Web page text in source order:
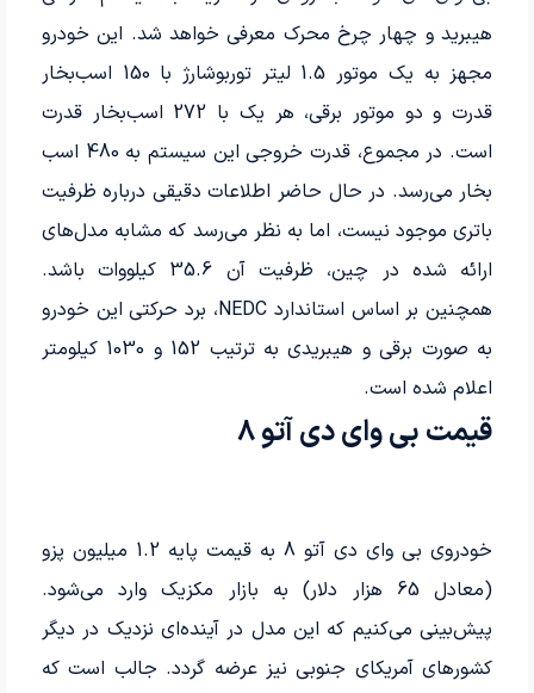
هیبرید و چهار چرخ محرک معرفی خواهد شد. این خودرو
مجهز به یک موتور 1.5 لیتر توربوشارژ با 150 اسب‌بخار
قدرت و دو موتور برقی، هر یک با 272 اسب‌بخار قدرت
است. در مجموع، قدرت خروجی این سیستم به 480 اسب
بخار می‌رسد. در حال حاضر اطلاعات دقیقی درباره ظرفیت
باتری موجود نیست، اما به نظر می‌رسد که مشابه مدل‌های
ارائه شده در چین، ظرفیت آن 35.6 کیلووات باشد.
همچنین بر اساس استاندارد NEDC، برد حرکتی این خودرو
به صورت برقی و هیبریدی به ترتیب 152 و 1030 کیلومتر
اعلام شده است.
قیمت بی وای دی آتو 8
خودروی بی وای دی آتو 8 به قیمت پایه 1.2 میلیون پزو
(معادل 65 هزار دلار) به بازار مکزیک وارد می‌شود.
پیش‌بینی می‌کنیم که این مدل در آینده‌ای نزدیک در دیگر
کشورهای آمریکای جنوبی نیز عرضه گردد. جالب است که